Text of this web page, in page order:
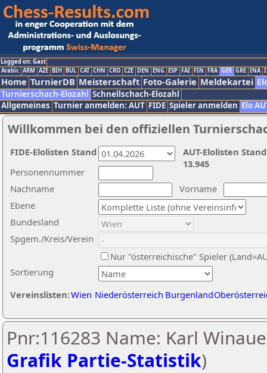
Logged on: Gast
Arabic ARM AZE BIH BUL CAT CHN CRO CZE DEN ENG ESP FAI FIN FRA GER GRE INA
Home TurnierDB Meisterschaft Foto-Galerie Meldekartei
Turnierschach-Elozahl Schnellschach-Elozahl
Allgemeines Turnier anmelden: AUT FIDE Spieler anmelden Elo
Willkommen bei den offiziellen
Nachname
Vorname
Ebene
Sortierung
Personennummer
Bundesland
Spgem./Kreis/Verein
Nur "österreichische" Spieler
Vereinslisten:Wien Niederösterreich Burgenland
AUT-Elolisten
13.945
FIDE-Elolisten Stand
Pnr:116283 Name: Karl
Grafik Partie-Statistik)